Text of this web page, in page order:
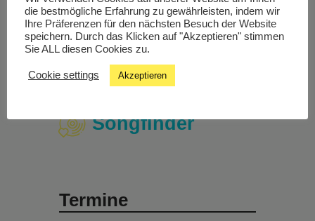
Livestream
Studiochat
Songfinder
Termine
die bestmögliche Erfahrung zu gewährleisten, indem wir
Ihre Präferenzen für den nächsten Besuch der Website
speichern. Durch das Klicken auf "Akzeptieren" stimmen
Sie ALL diesen Cookies zu.
Cookie settings Akzeptieren